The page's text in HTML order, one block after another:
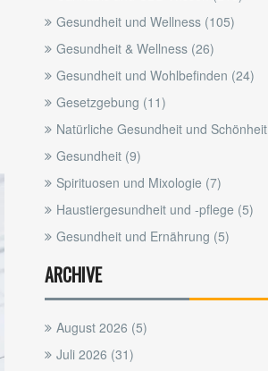
Gesundheit und Wellness (105)
Gesundheit & Wellness (26)
Gesundheit und Wohlbefinden (24)
Gesetzgebung (11)
Natürliche Gesundheit und Schönheit
Gesundheit (9)
Spirituosen und Mixologie (7)
Haustiergesundheit und -pflege (5)
Gesundheit und Ernährung (5)
ARCHIVE
August 2026 (5)
Juli 2026 (31)